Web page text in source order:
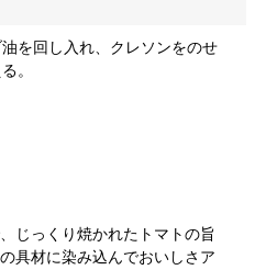
を回し入れ、クレソンをのせ
。
じっくり焼かれたトマトの旨
具材に染み込んでおいしさア